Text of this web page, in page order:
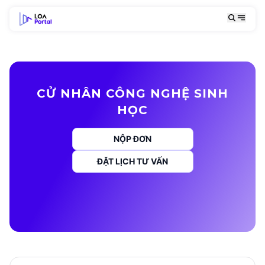
CỬ NHÂN CÔNG NGHỆ SINH
HỌC
NỘP ĐƠN
ĐẶT LỊCH TƯ VẤN